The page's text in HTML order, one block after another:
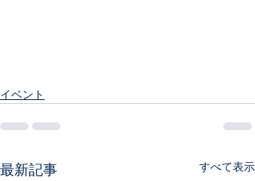
イベント
最新記事 すべて表示